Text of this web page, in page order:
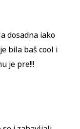
dosadna iako
bila baš cool i
je pre!!!